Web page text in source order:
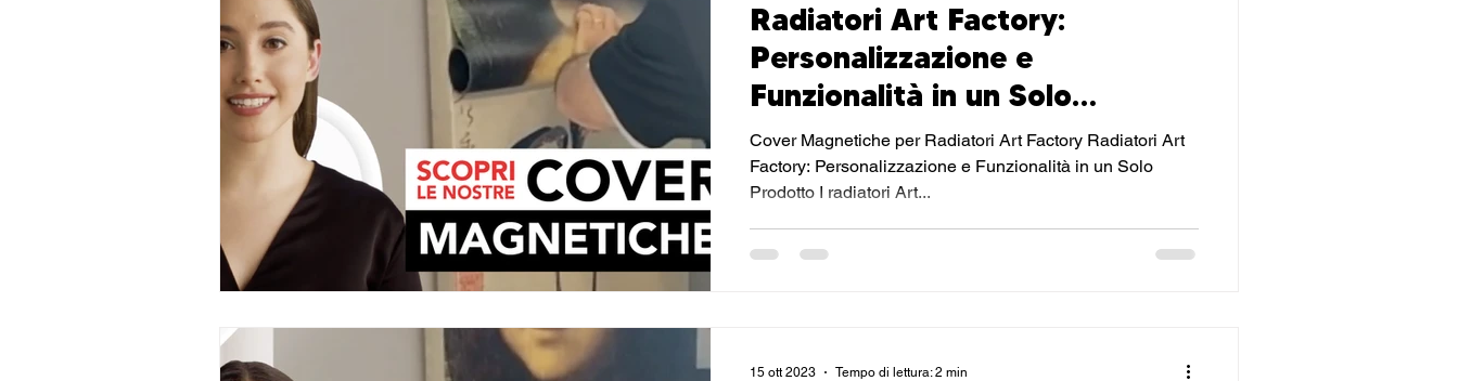
Radiatori Art Factory:
Personalizzazione e
Funzionalità in un Solo
Prodotto: Le Cover
Magnetiche
Cover Magnetiche per Radiatori Art Factory Radiatori Art
Factory: Personalizzazione e Funzionalità in un Solo
Prodotto I radiatori Art...
15 ott 2023 Tempo di lettura: 2 min